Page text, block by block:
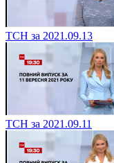
ТСН за 2021.09.13
ТСН за 2021.09.11